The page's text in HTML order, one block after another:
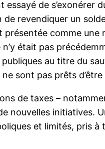
de
revendiquer un
comme une
était pas
au titre du
sont pas prêts d’être
de taxes –
nouvelles initiatives.
et limités, pris